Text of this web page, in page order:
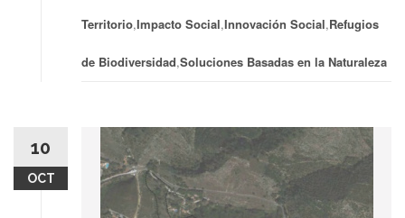
Territorio,Impacto Social,Innovación Social,Refugios
de Biodiversidad,Soluciones Basadas en la Naturaleza
10
OCT